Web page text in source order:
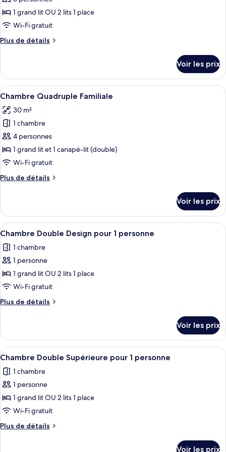
ou
avec
lits
jumeaux
ce
type
chambre :
Double
ou
avec
lits
jumeaux
1 grand lit OU 2 lits 1 place
Wi-Fi gratuit
Plus de détails
Plus
le
type
de
Chambre
Supérieure
Double
ou
avec
lits
jumeaux
Voir les prix
Afficher
toutes
les
photos
pour
ce
type
chambre :
Familiale
Une chambre avec un plafond en
1
Chambre Quadruple Familiale
30 m²
1 chambre
4 personnes
1 grand lit et 1 canapé-lit (double)
Wi-Fi gratuit
Plus de détails
Plus
le
type
de
Chambre
Quadruple
Voir les prix
Afficher
toutes
les
photos
pour
ce
type
de
Chambre
Double
Design
pour
personne
Une chambre moderne avec un lit,
1
Chambre Double Design pour 1 personne
1 chambre
1 personne
1 grand lit OU 2 lits 1 place
Wi-Fi gratuit
Plus de détails
Plus
le
type
de
Chambre
Double
pour
Voir les prix
Afficher
toutes
les
photos
pour
ce
type
de
Une chambre d’hôtel moderne,
1
Chambre Double Supérieure pour 1 personne
1 chambre
1 personne
1 grand lit OU 2 lits 1 place
Wi-Fi gratuit
Plus de détails
Plus
Voir les prix